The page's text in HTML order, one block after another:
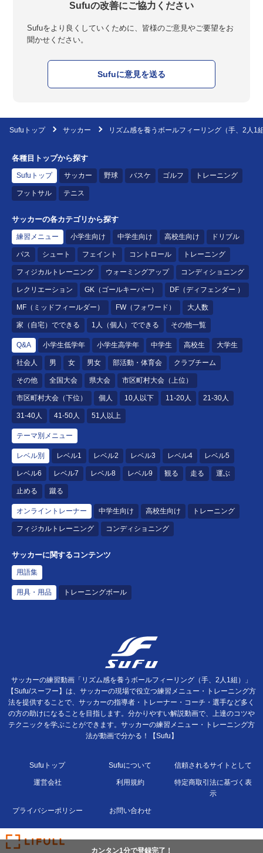
Sufuの改善にご協力ください
Sufuをより良くしていくために、皆様のご意見やご要望をお
聞かせください。
Sufuに意見を送る
Sufuトップ サッカー リズム感を養うボールフィーリング（手、2人1
各種目トップから探す
Sufuトップ サッカー 野球 バスケ ゴルフ トレーニング
フットサル テニス
サッカーの各カテゴリから探す
練習メニュー 小学生向け 中学生向け 高校生向け ドリブル
パス シュート フェイント コントロール トレーニング
フィジカルトレーニング ウォーミングアップ コンディショニング
レクリエーション GK（ゴールキーパー） DF（ディフェンダー ）
MF（ミッドフィールダー） FW（フォワード） 大人数
家（自宅）でできる 1人（個人）でできる その他一覧
Q&A 小学生低学年 小学生高学年 中学生 高校生 大学生
社会人 男 女 男女 部活動・体育会 クラブチーム
その他 全国大会 県大会 市区町村大会（上位）
市区町村大会（下位） 個人 10人以下 11-20人 21-30人
31-40人 41-50人 51人以上
テーマ別メニュー
レベル別 レベル1 レベル2 レベル3 レベル4 レベル5
レベル6 レベル7 レベル8 レベル9 観る 走る 運ぶ
止める 蹴る
オンライントレーナー 中学生向け 高校生向け トレーニング
フィジカルトレーニング コンディショニング
サッカーに関するコンテンツ
用語集
用具・用品 トレーニングボール
カンタン1分で登録完了！
サッカーの練習動画「リズム感を養うボールフィーリング（手、2人1組）」
【Sufu/スーフー】は、サッカーの現場で役立つ練習メニュー・トレーニング方
法を提供することで、サッカーの指導者・トレーナー・コーチ・選手など多く
の方の助けになることを目指します。分かりやすい解説動画で、上達のコツや
テクニックを学ぶことができます。サッカーの練習メニュー・トレーニング方
法が動画で分かる！【Sufu】
Sufuトップ Sufuについて 信頼されるサイトとして
運営会社 利用規約
特定商取引法に基づく表
示
プライバシーポリシー お問い合わせ